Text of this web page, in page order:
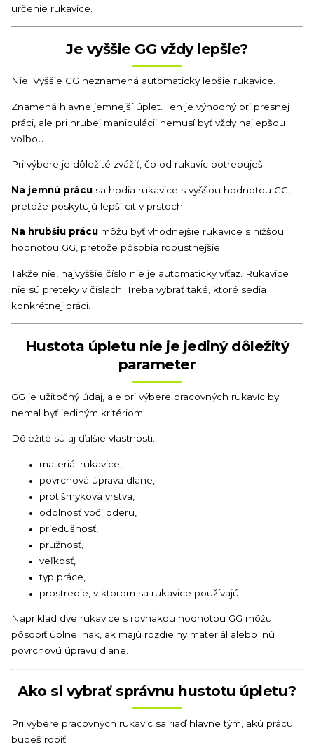
určenie rukavice.
Je vyššie GG vždy lepšie?
Nie. Vyššie GG neznamená automaticky lepšie rukavice.
Znamená hlavne jemnejší úplet. Ten je výhodný pri presnej
práci, ale pri hrubej manipulácii nemusí byť vždy najlepšou
voľbou.
Pri výbere je dôležité zvážiť, čo od rukavíc potrebuješ:
Na jemnú prácu sa hodia rukavice s vyššou hodnotou GG,
pretože poskytujú lepší cit v prstoch.
Na hrubšiu prácu môžu byť vhodnejšie rukavice s nižšou
hodnotou GG, pretože pôsobia robustnejšie.
Takže nie, najvyššie číslo nie je automaticky víťaz. Rukavice
nie sú preteky v číslach. Treba vybrať také, ktoré sedia
konkrétnej práci.
Hustota úpletu nie je jediný dôležitý
parameter
GG je užitočný údaj, ale pri výbere pracovných rukavíc by
nemal byť jediným kritériom.
Dôležité sú aj ďalšie vlastnosti:
materiál rukavice,
povrchová úprava dlane,
protišmyková vrstva,
odolnosť voči oderu,
priedušnosť,
pružnosť,
veľkosť,
typ práce,
prostredie, v ktorom sa rukavice používajú.
Napríklad dve rukavice s rovnakou hodnotou GG môžu
pôsobiť úplne inak, ak majú rozdielny materiál alebo inú
povrchovú úpravu dlane.
Ako si vybrať správnu hustotu úpletu?
Pri výbere pracovných rukavíc sa riaď hlavne tým, akú prácu
budeš robiť.